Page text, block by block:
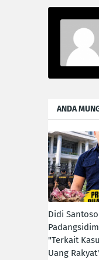
ANDA
Didi
"Terkait
Uang